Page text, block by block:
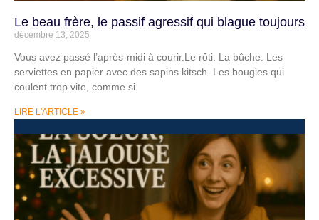
Le beau frère, le passif agressif qui blague toujours
décembre 13, 2025
Vous avez passé l’après-midi à courir.Le rôti. La bûche. Les
serviettes en papier avec des sapins kitsch. Les bougies qui
coulent trop vite, comme si
LIRE L'ARTICLE »